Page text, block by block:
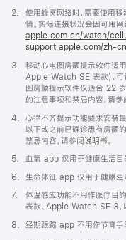
脚
2.
使用蜂窝网络时，需要使用
情。实际连接状况会因可用
apple.com.cn/watch/
support.apple.com/zh-
脚
3.
移动心电图房颤提示软件
Apple Watch SE 表款)，可
图房颤提示软件仅适合 22
的注意事项和禁忌内容，请参
脚
4.
心律不齐提示功能要求安装
以下或之前已确诊患有房颤
禁忌内容，请参阅说明书。
脚
5. 血氧 app 仅用于健康生活目
脚
6. 生命体征 app 仅用于健康生
脚7.
体温感应功能不用作医疗
表款、Apple Watch SE 3
脚
8. 经期跟踪 app 不用作节育手